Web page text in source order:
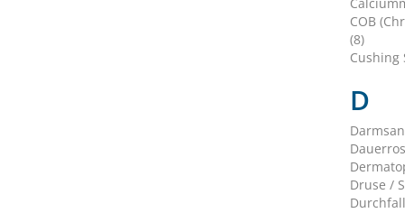
COB
(8)
Cushing
D
Druse /